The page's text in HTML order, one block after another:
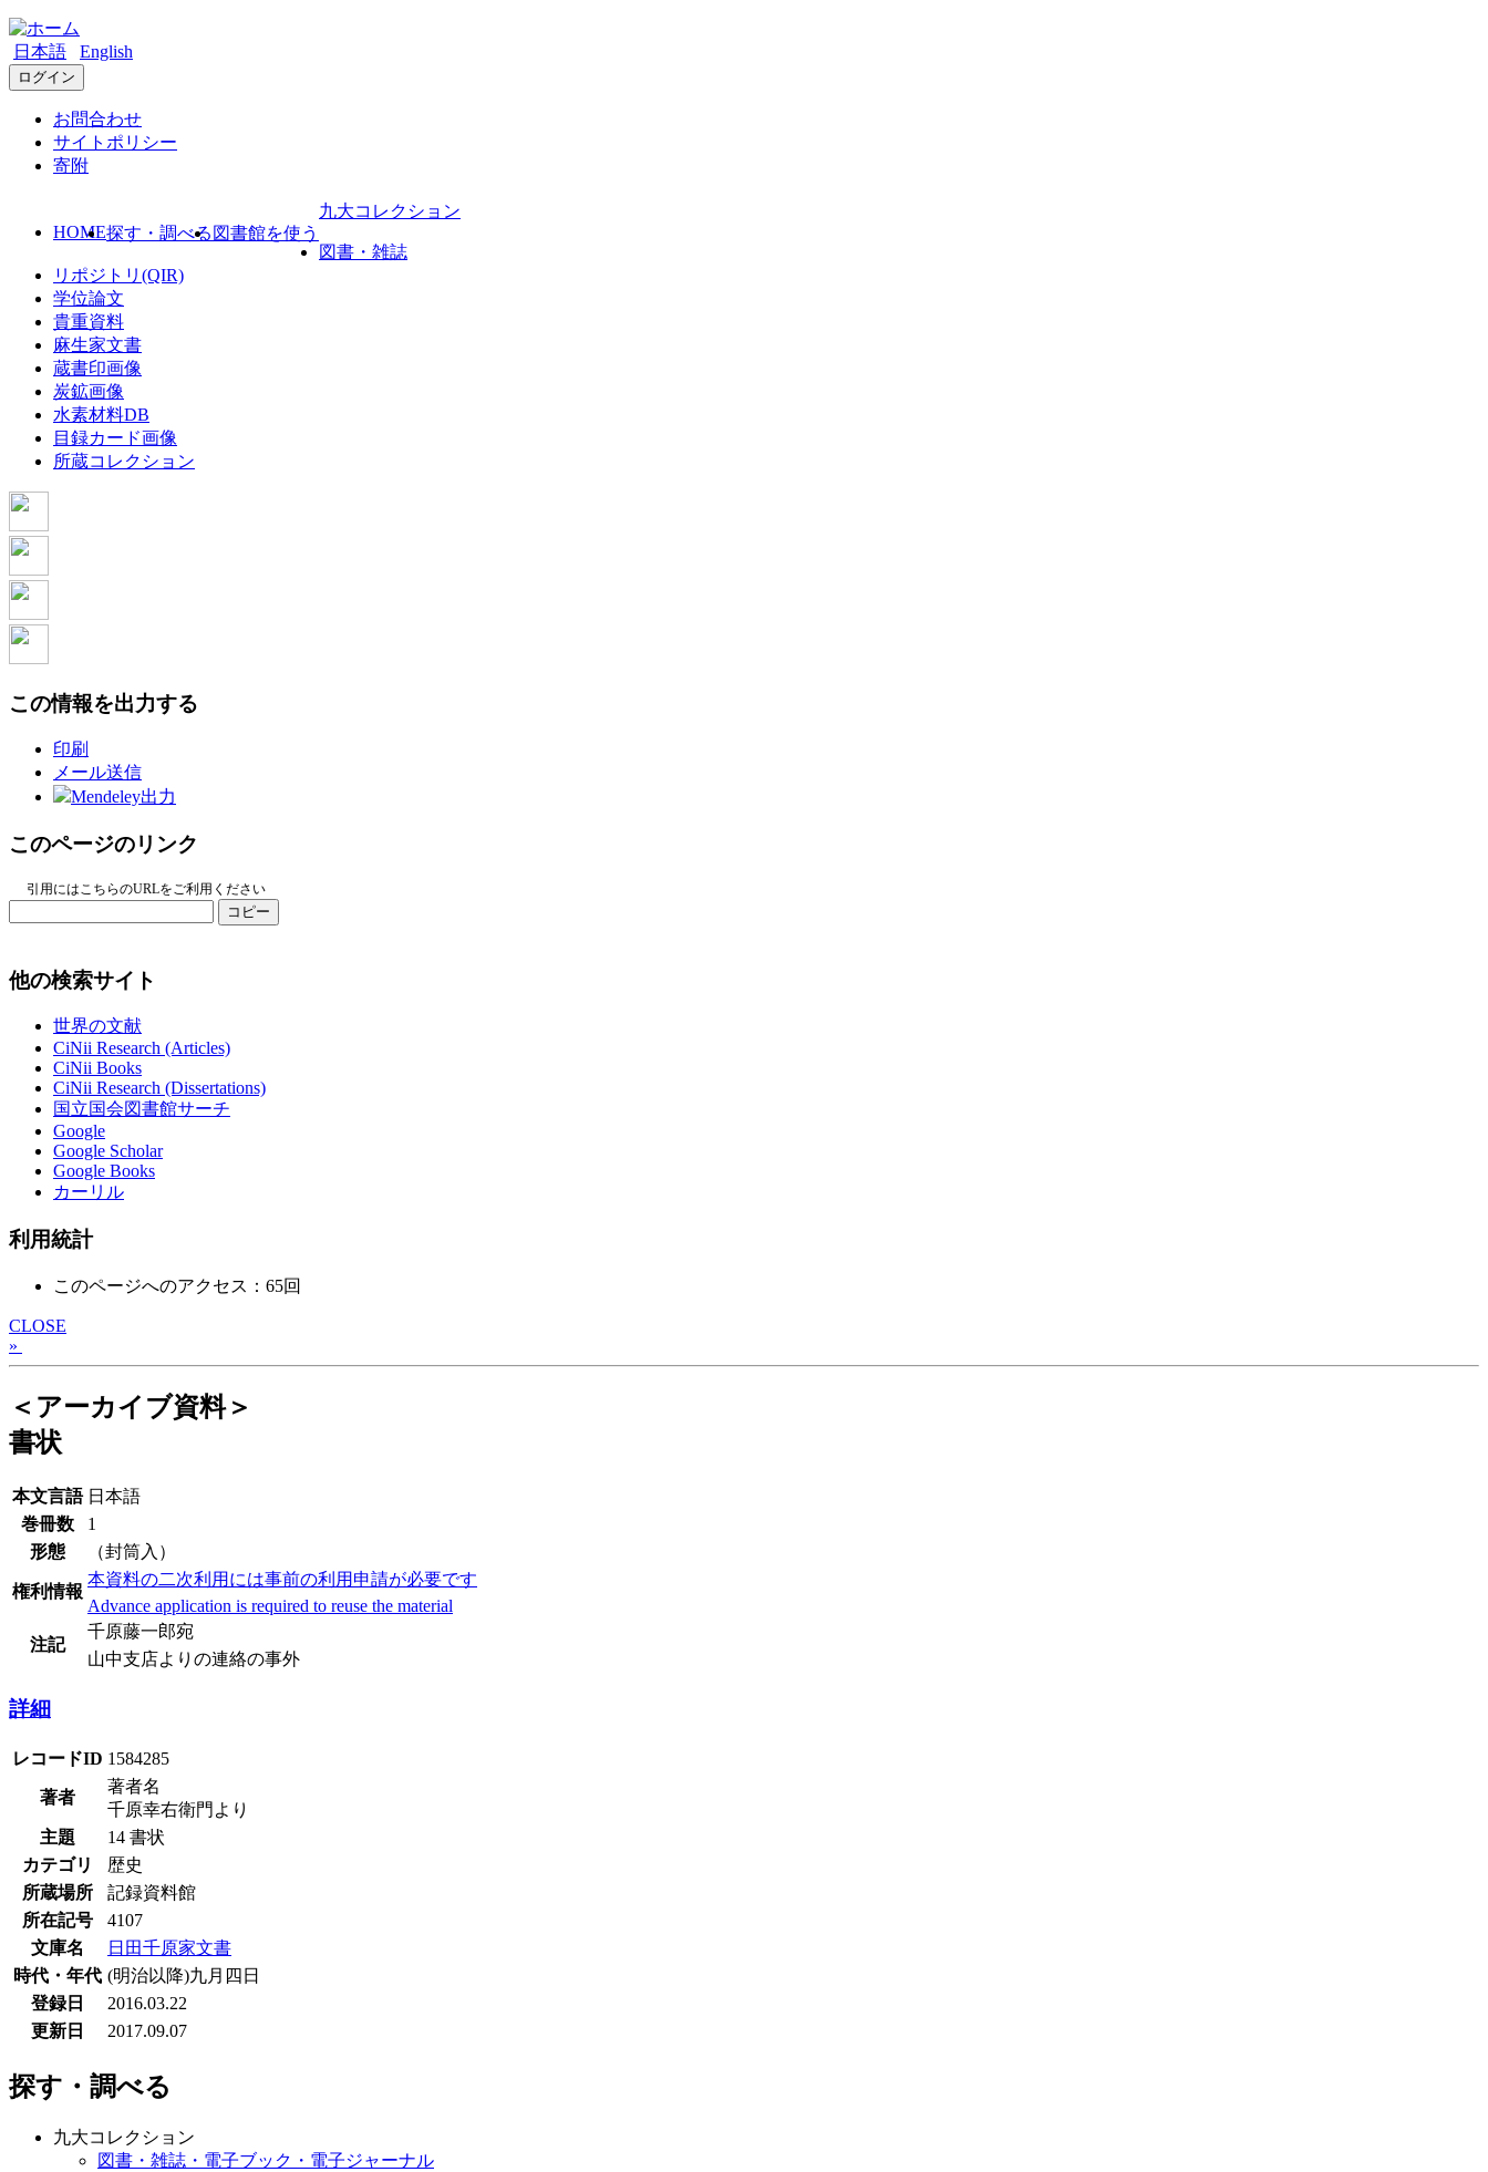
日本語 English
ログイン
お問合わせ
サイトポリシー
寄附
HOME探す・調べる 図書館を使う
九大コレクション
図書・雑誌
リポジトリ(QIR)
学位論文
貴重資料
麻生家文書
蔵書印画像
炭鉱画像
水素材料DB
目録カード画像
所蔵コレクション
この情報を出力する
印刷
メール送信
Mendeley出力
このページのリンク
引用にはこちらのURLをご利用ください
コピー
他の検索サイト
世界の文献
CiNii Research (Articles)
CiNii Books
CiNii Research (Dissertations)
国立国会図書館サーチ
Google
Google Scholar
Google Books
カーリル
利用統計
このページへのアクセス：65回
CLOSE
»
＜アーカイブ資料＞
書状
本文言語 日本語
巻冊数
1
形態
（封筒入）
権利情報
本資料の二次利用には事前の利用申請が必要です
Advance application is required to reuse the material
注記
千原藤一郎宛
山中支店よりの連絡の事外
詳細
レコードID 1584285
著者
著者名
千原幸右衛門より
主題
14 書状
カテゴリ
歴史
所蔵場所
記録資料館
所在記号
4107
文庫名
日田千原家文書
時代・年代 (明治以降)九月四日
登録日
2016.03.22
更新日
2017.09.07
探す・調べる
九大コレクション
図書・雑誌・電子ブック・電子ジャーナル